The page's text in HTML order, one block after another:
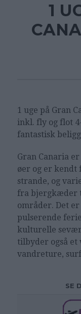
1
1 uge på Gran
inkl. fly og flot
fantastisk
Gran Canaria
øer og er kendt
strande, og
fra bjergkæder
områder. Det
pulserende
kulturelle
tilbyder også
vandreture,
SE